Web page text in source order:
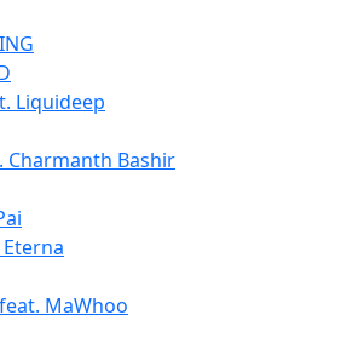
Liquideep
Charmanth Bashir
feat. MaWhoo